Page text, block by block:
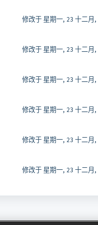
修改于 星期一, 23 十二月,
修改于 星期一, 23 十二月,
修改于 星期一, 23 十二月,
修改于 星期一, 23 十二月,
修改于 星期一, 23 十二月,
修改于 星期一, 23 十二月,